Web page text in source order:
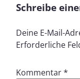
Schreibe
Deine E-Mail-
Erforderliche
Kommentar*